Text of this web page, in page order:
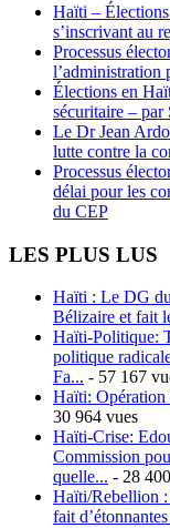
Haïti –
s’inscrivant au
Processus
l’administration
Élections en
sécuritaire –
Le Dr Jean
lutte contre la
Processus
délai pour les
du CEP
LES PLUS LUS
Haïti : Le DG
Bélizaire et fait
Haïti-Politique:
politique
Fa... - 57 167
Haïti: Opération
30 964 vues
Haïti-Crise:
Commission
quelle... - 28
Haïti/Rebellion :
fait